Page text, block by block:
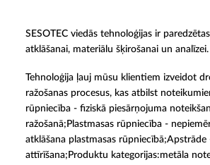
SESOTEC viedās tehnoloģijas ir
atklāšanai, materiālu šķirošanai un analīzei.
Tehnoloģija ļauj mūsu klientiem izveidot
ražošanas procesus, kas atbilst
rūpniecība - fiziskā piesārņojuma
ražošanā;Plastmasas rūpniecība -
atklāšana plastmasas rūpniecībā;Apstrāde
attīrīšana;Produktu kategorijas:metāla